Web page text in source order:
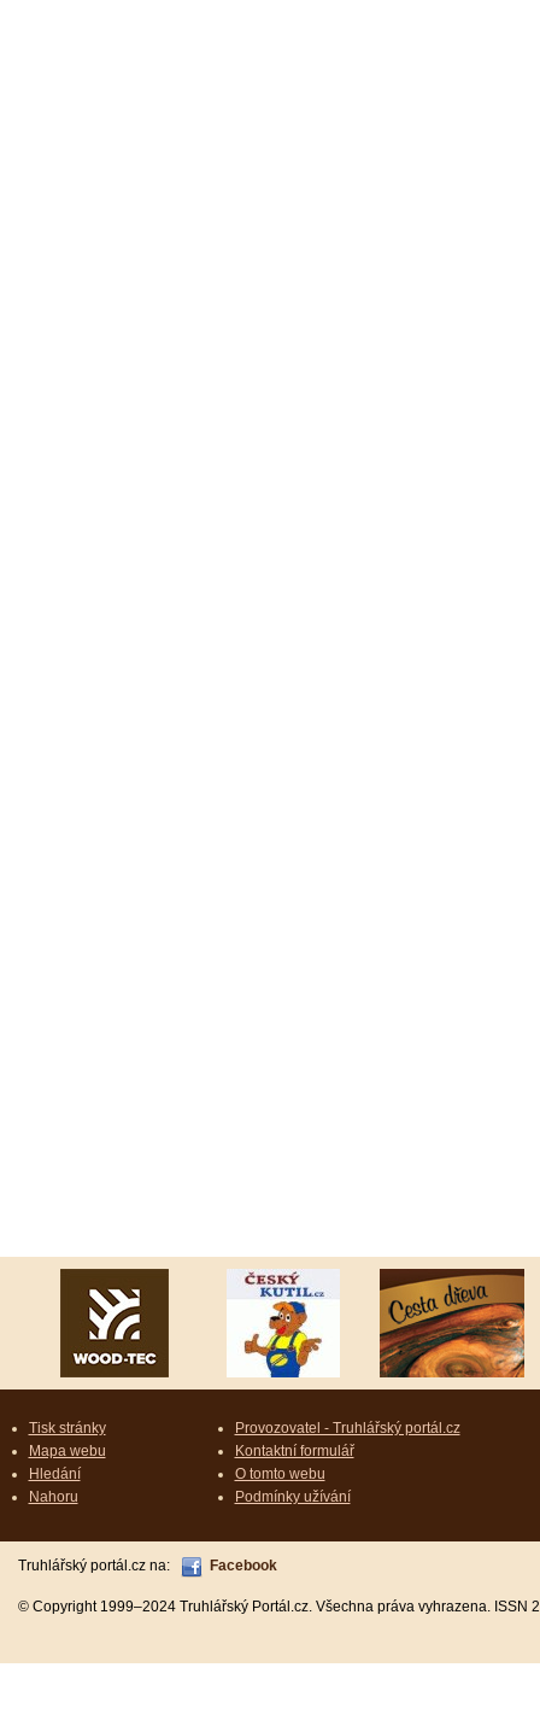
Tisk stránky
Mapa webu
Hledání
Nahoru
Provozovatel - Truhlářský portál.cz
Kontaktní formulář
O tomto webu
Podmínky užívání
Truhlářský portál.cz na: Facebook
© Copyright 1999–2024 Truhlářský Portál.cz. Všechna práva vyhrazena.